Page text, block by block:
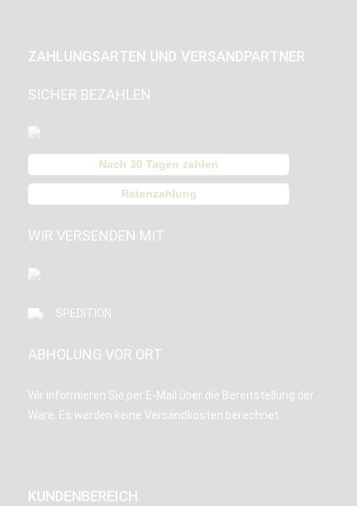
ZAHLUNGSARTEN UND VERSANDPARTNER
SICHER BEZAHLEN
Nach 30 Tagen zahlen
Ratenzahlung
WIR VERSENDEN MIT
SPEDITION
ABHOLUNG VOR ORT
Wir informieren Sie per E-Mail über die Bereitstellung der
Ware. Es werden keine Versandkosten berechnet.
KUNDENBEREICH